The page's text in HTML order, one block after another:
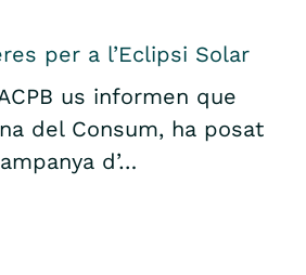
per a l’Eclipsi Solar
us informen que
del Consum, ha posat
d’…